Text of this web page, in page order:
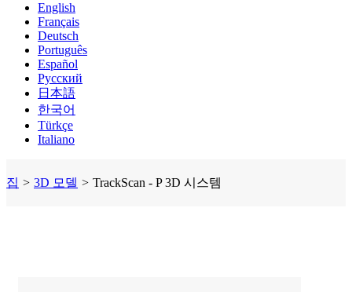
English
Français
Deutsch
Português
Español
Русский
日本語
한국어
Türkçe
Italiano
집 > 3D 모델 > TrackScan - P 3D 시스템